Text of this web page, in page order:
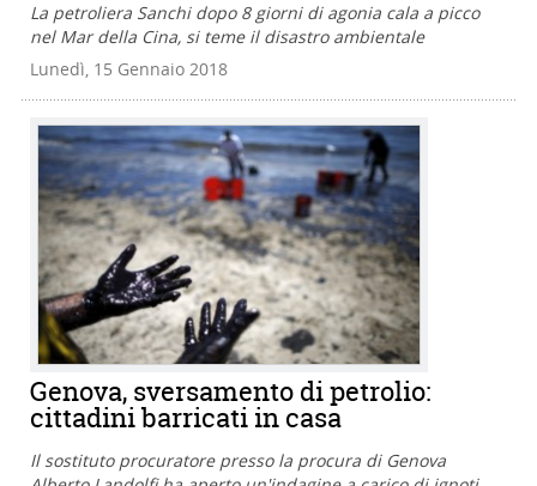
La petroliera Sanchi dopo 8 giorni di agonia cala a picco
nel Mar della Cina, si teme il disastro ambientale
Lunedì, 15 Gennaio 2018
Genova, sversamento di petrolio:
cittadini barricati in casa
Il sostituto procuratore presso la procura di Genova